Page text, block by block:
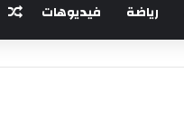
رياضة فيديوهات